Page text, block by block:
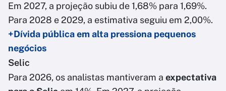
Em 2027, a projeção subiu de 1,68% para 1,69%.
Para 2028 e 2029, a estimativa seguiu em 2,00%.
+Dívida pública em alta pressiona pequenos
negócios
Selic
Para 2026, os analistas mantiveram a expectativa